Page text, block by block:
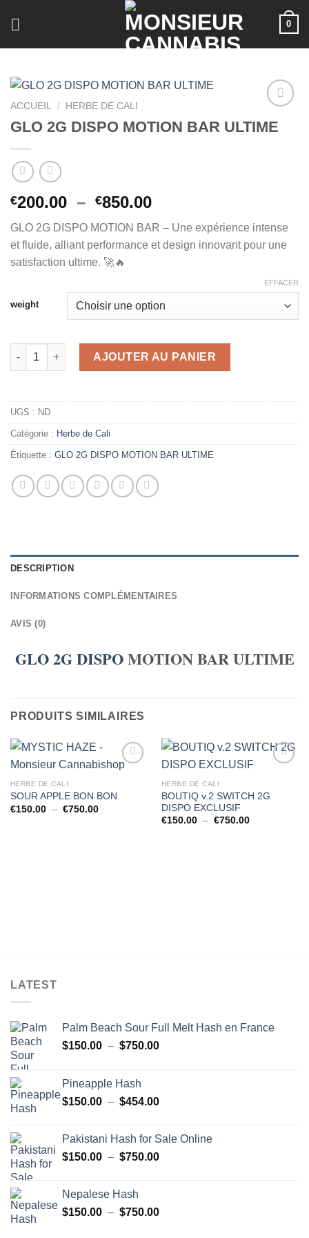
0
ACCUEIL / HERBE DE CALI
GLO 2G DISPO MOTION BAR ULTIME
€200.00 – €850.00Plage
prix :
€200.00
GLO 2G DISPO MOTION BAR – Une expérience intense
et fluide, alliant performance et design innovant pour une
satisfaction ultime. 🚀🔥
weight
EFFACER
quantité de GLO 2G DISPO MOTION BAR ULTIME
AJOUTER AU PANIER
UGS : ND
Catégorie : Herbe de Cali
Étiquette : GLO 2G DISPO MOTION BAR ULTIME
DESCRIPTION
INFORMATIONS COMPLÉMENTAIRES
AVIS (0)
GLO 2GDISPOMOTION BAR ULTIME
PRODUITS SIMILAIRES
HERBE DE CALI
SOUR APPLE BON BON
€150.00 – €750.00Plage
HERBE DE CALI
BOUTIQ v.2 SWITCH 2G
DISPO EXCLUSIF
€150.00 – €750.00Plage
LATEST
Palm Beach Sour Full Melt Hash en France
$150.00 – $750.00Plage
à
Pineapple Hash
$150.00 – $454.00Plage
$150.00
à
Pakistani Hash for Sale Online
$150.00 – $750.00Plage
à
Nepalese Hash
$150.00 – $750.00Plage